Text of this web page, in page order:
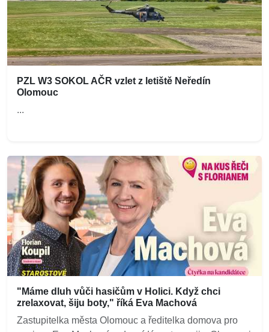
PZL W3 SOKOL AČR vzlet z letiště Neředín
Olomouc
...
"Máme dluh vůči hasičům v Holici. Když chci
zrelaxovat, šiju boty," říká Eva Machová
Zastupitelka města Olomouc a ředitelka domova pro